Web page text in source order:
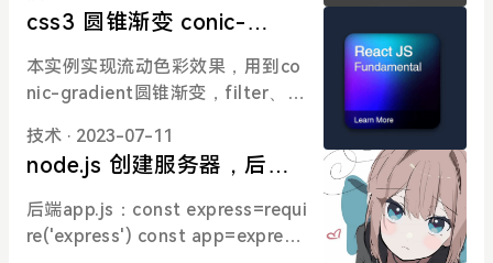
j.msg input.addEventListener('i
rget.value }) //Object.definepro
perty 的作用就是直接在一个对象
上定义一个新属性，或者修改一个
已经存
代码： html{ height: 100%; } bod
y{ height: 100%; margin: 0; displ
ay: flex; align-items: center; just
ify-content: center; background
-color: #444; } .box{ box-shado
w: 0 0 180px #666; position: rela
css3 圆锥渐变 conic-
gradient实现流动色彩
本实例实现流动色彩效果，用到co
nic-gradient圆锥渐变，filter、an
div class="card"> <h2> React JS
<span>Fundamental</span> </h
2> <div class="more">Learn Mor
e</div> </div> </body> </html>c
ss样式部分： body{ margin: 0; ba
技术 · 2023-07-11
node.js 创建服务器，后端
本地接口返回数据
后端app.js：const express=requi
re('express') const app=express